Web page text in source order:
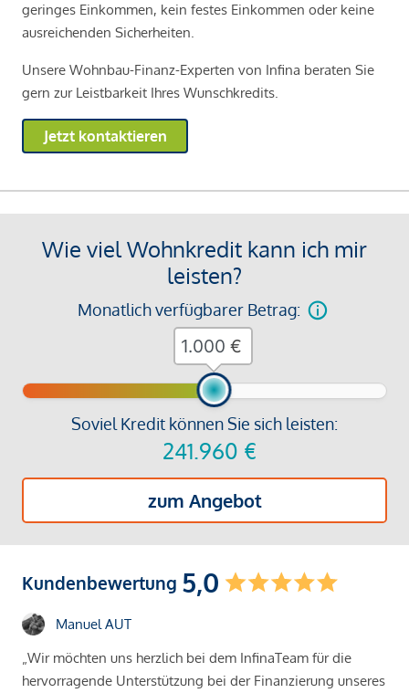
geringes Einkommen, kein festes Einkommen oder keine
ausreichenden Sicherheiten.
Unsere Wohnbau-Finanz-Experten von Infina beraten Sie
gern zur Leistbarkeit Ihres Wunschkredits.
Jetzt kontaktieren
Wie viel Wohnkredit kann ich mir
leisten?
Monatlich verfügbarer Betrag:
Soviel Kredit können Sie sich leisten:
241.960 €
zum Angebot
€
Kundenbewertung 5,0
Manuel AUT
„Wir möchten uns herzlich bei dem InfinaTeam für die
hervorragende Unterstützung bei der Finanzierung unseres